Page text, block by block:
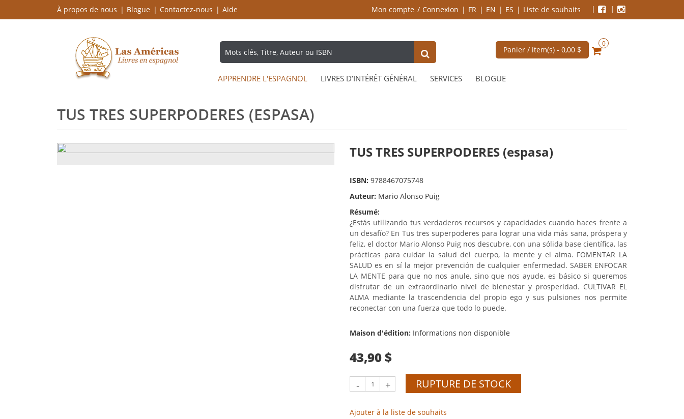
À propos de nous Blogue Contactez-nous Aide Mon compte Connexion FR EN ES Liste de souhaits
Panier / item(s) - 0,00 $
0
APPRENDRE L'ESPAGNOL LIVRES D’INTÉRÊT GÉNÉRAL SERVICES BLOGUE
TUS TRES SUPERPODERES (ESPASA)
TUS TRES SUPERPODERES (espasa)
ISBN: 9788467075748
Auteur: Mario Alonso Puig
Résumé:
¿Estás utilizando tus verdaderos recursos y capacidades cuando haces frente a
un desafío? En Tus tres superpoderes para lograr una vida más sana, próspera y
feliz, el doctor Mario Alonso Puig nos descubre, con una sólida base científica, las
prácticas para cuidar la salud del cuerpo, la mente y el alma. FOMENTAR LA
SALUD es en sí la mejor prevención de cualquier enfermedad. SABER ENFOCAR
LA MENTE para que no nos anule, sino que nos ayude, es básico si queremos
disfrutar de un extraordinario nivel de bienestar y prosperidad. CULTIVAR EL
ALMA mediante la trascendencia del propio ego y sus pulsiones nos permite
reconectar con una fuerza que todo lo puede.
Maison d'édition: Informations non disponible
43,90 $
- + RUPTURE DE STOCK
Ajouter à la liste de souhaits